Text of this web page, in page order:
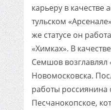
карьеру в качестве
тульском
же статусе он
«Химках». В
Семшов возглавлял
Новомосковска.
работы россиянина
Песчанокопское,